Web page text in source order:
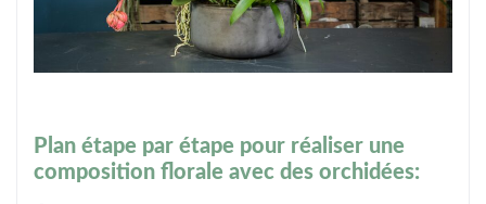
Plan étape par étape pour réaliser une
composition florale avec des orchidées: